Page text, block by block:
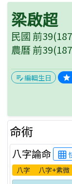
梁啟超
民國 前
農曆 前
edit_note編輯生日 grade
命術
八字論命 grid_on
八字
八字+紫微